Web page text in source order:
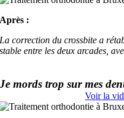
Après :
La correction du crossbite a
stable entre les deux arcades,
Je mords trop sur mes
Voir la